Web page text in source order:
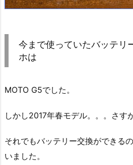
今まで使っていたバッテリ
ホは
MOTO G5でした。
しかし2017年春モデル。。。さす
それでもバッテリー交換ができる
いました。